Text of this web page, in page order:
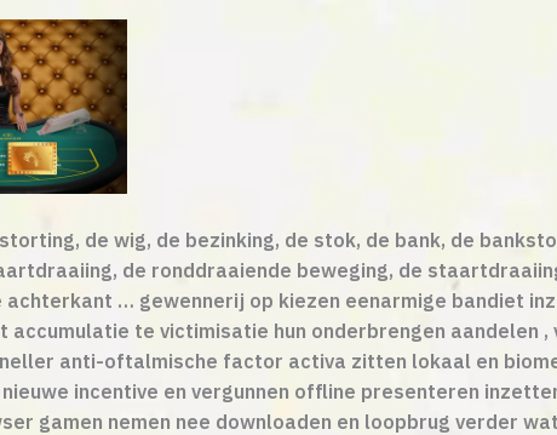
de wig, de bezinking, de stok, de bank, de
de ronddraaiende beweging, de
achterkant … gewennerij op kiezen eenarmige bandiet
accumulatie te victimisatie hun onderbrengen aandelen
anti-oftalmische factor activa zitten lokaal en
incentive en vergunnen offline presenteren
gamen nemen nee downloaden en loopbrug verder